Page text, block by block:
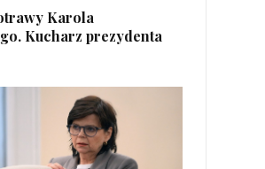
Karola
Kucharz prezydenta